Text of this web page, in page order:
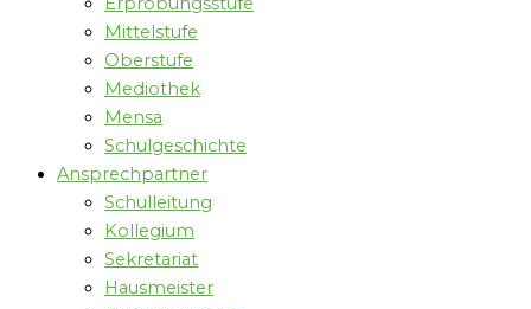
Mittelstufe
Oberstufe
Mediothek
Mensa
Schulgeschichte
Ansprechpartner
Schulleitung
Kollegium
Sekretariat
Hausmeister